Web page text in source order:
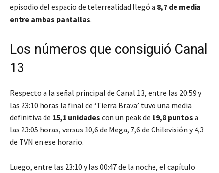
episodio del espacio de telerrealidad llegó a 8,7 de media
entre ambas pantallas.
Los números que consiguió Canal
13
Respecto a la señal principal de Canal 13, entre las 20:59 y
las 23:10 horas la final de ‘Tierra Brava’ tuvo una media
definitiva de 15,1 unidades con un peak de 19,8 puntos a
las 23:05 horas, versus 10,6 de Mega, 7,6 de Chilevisión y 4,3
de TVN en ese horario.
Luego, entre las 23:10 y las 00:47 de la noche, el capítulo